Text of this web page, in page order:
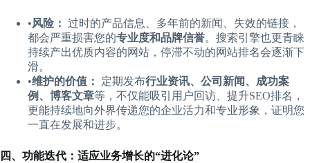
•​​风险：​ ​ 过时的产品信息、多年前的新闻、失效的链接，
都会严重损害您的​​专业度和品牌信誉​​。搜索引擎也更青睐
持续产出优质内容的网站，停滞不动的网站排名会逐渐下
滑。
•​​维护的价值：​ ​ 定期发布​​行业资讯、公司新闻、成功案
例、博客文章​​等，不仅能吸引用户回访、提升SEO排名，
更能持续地向外界传递您的企业活力和专业形象，证明您
一直在发展和进步。
​四、功能迭代：适应业务增长的“进化论”​